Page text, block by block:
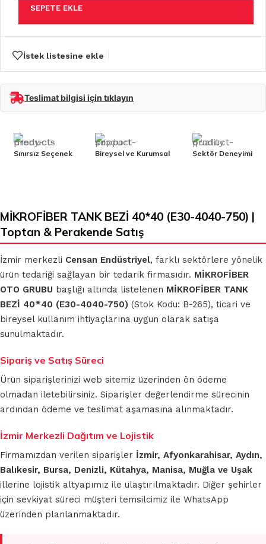
SEPETE EKLE
İstek listesine ekle
Teslimat bilgisi için tıklayın
Sınırsız Seçenek Bireysel ve Kurumsal Sektör Deneyimi
MİKROFİBER TANK BEZİ 40*40 (E30-4040-750) |
Toptan & Perakende Satış
İzmir merkezli Censan Endüstriyel, farklı sektörlere yönelik
ürün tedariği sağlayan bir tedarik firmasıdır. MİKROFİBER
OTO GRUBU başlığı altında listelenen MİKROFİBER TANK
BEZİ 40*40 (E30-4040-750) (Stok Kodu: B-265), ticari ve
bireysel kullanım ihtiyaçlarına uygun olarak satışa
sunulmaktadır.
Sipariş ve Satış Süreci
Ürün siparişlerinizi web sitemiz üzerinden ön ödeme
olmadan iletebilirsiniz. Siparişler değerlendirme sürecinin
ardından ödeme ve teslimat aşamasına alınmaktadır.
İzmir Merkezli Dağıtım ve Lojistik
Firmamızdan verilen siparişler İzmir, Afyonkarahisar, Aydın,
Balıkesir, Bursa, Denizli, Kütahya, Manisa, Muğla ve Uşak
illerine lojistik altyapımız ile ulaştırılmaktadır. Diğer şehirler
için sevkiyat süreci müşteri temsilcimiz ile WhatsApp
üzerinden planlanmaktadır.